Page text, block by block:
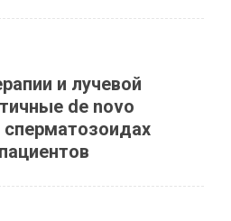
и лучевой
de novo
сперматозоидах